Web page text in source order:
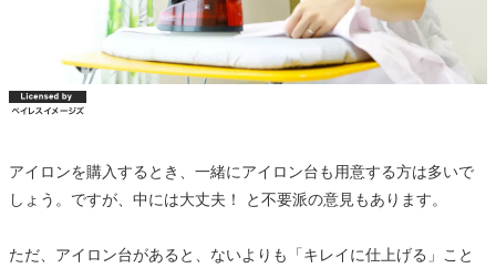
アイロンを購入するとき、一緒にアイロン台も用意する方は多いで
しょう。ですが、中には大丈夫！ と不要派の意見もあります。
ただ、アイロン台があると、ないよりも「キレイに仕上げる」こと